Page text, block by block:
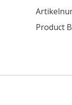
Product